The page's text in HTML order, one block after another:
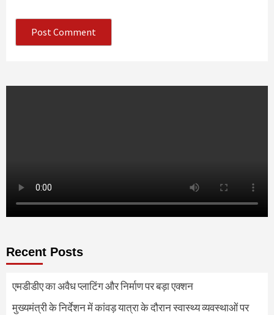
Recent Posts
एमडीडीए का अवैध प्लाटिंग और निर्माण पर बड़ा एक्शन
मुख्यमंत्री के निर्देशन में कांवड़ यात्रा के दौरान स्वास्थ्य व्यवस्थाओं पर